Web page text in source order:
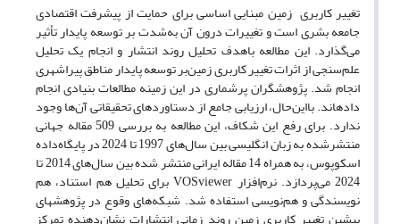
تغییر کاربری زمین مبنایی اساسی برای حمایت از پیشرفت اقتصادی
جامعه بشری است و تغییرات درون آن به‌شدت بر توسعه پایدار تأثیر
می‌گذارد. این مطالعه باهدف تحلیل روند انتشار و انجام یک تحلیل
علم‌سنجی از اثرات تغییر کاربری زمین‌بر توسعه پایدار مناطق پیرا‌شهری
انجام شد. پژوهشگران پرشماری در این زمینه مطالعات بنیادی انجام
داده­اند. بااین‌حال، ارزیابی جامع از دستاوردهای تحقیقاتی آن‌ها وجود
ندارد. برای رفع این شکاف، این مطالعه به بررسی 509 مقاله جهانی
منتشرشده به زبان انگلیسی بین سال‌های 1997 تا 2024 در پایگاه‌داده
اسکوپوس، به همراه 14 مقاله ایرانی منتشر شده بین سال‌های 2014 تا
2024 می‌پردازد. نرم‌افزار VOSviewer برای تحلیل هم استناد، هم
نویسندگی و هم‌نویسی استفاده شد. شبکه‌های وقوع در پژوهش­های